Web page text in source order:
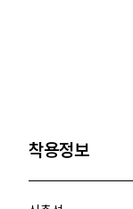
착용정보